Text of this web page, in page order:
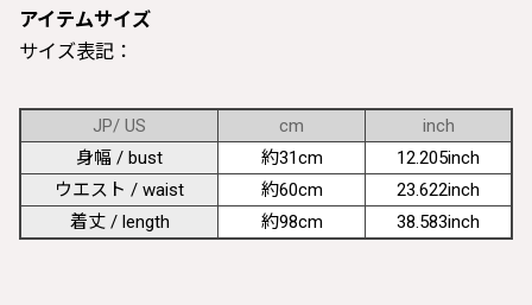
アイテムサイズ
サイズ表記：
JP/ US cm
inch
身幅 / bust
約31cm
12.205inch
ウエスト / waist
約60cm
23.622inch
着丈 / length
約98cm 38.583inch